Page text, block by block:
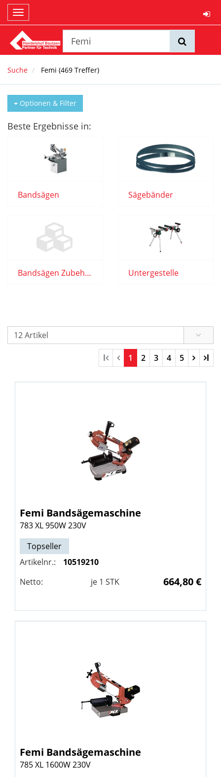
Toggle
navigation
Suche Femi (469 Treffer)
Optionen & Filter
Beste Ergebnisse in:
Bandsägen Sägebänder
Bandsägen Zubehör Untergestelle
l 1 2 3 4 5 l
Femi Bandsägemaschine
783 XL 950W 230V
Topseller
Artikelnr.:
10519210
Netto:
je 1 STK 664,80 €
Femi Bandsägemaschine
785 XL 1600W 230V